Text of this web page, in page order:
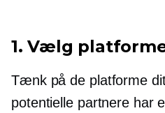
1. Vælg
Tænk på de platforme
potentielle partnere har